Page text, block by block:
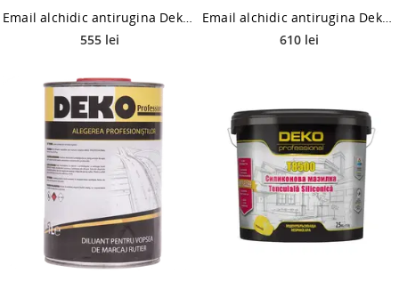
Email alchidic antirugina Deko Professional 3 in 1, gri texturat, interior / exterior, 10 kg
555 lei
Email alchidic antirugina Deko Professional 3 in 1, maro inchis, interior / exterior, 10 kg
610 lei